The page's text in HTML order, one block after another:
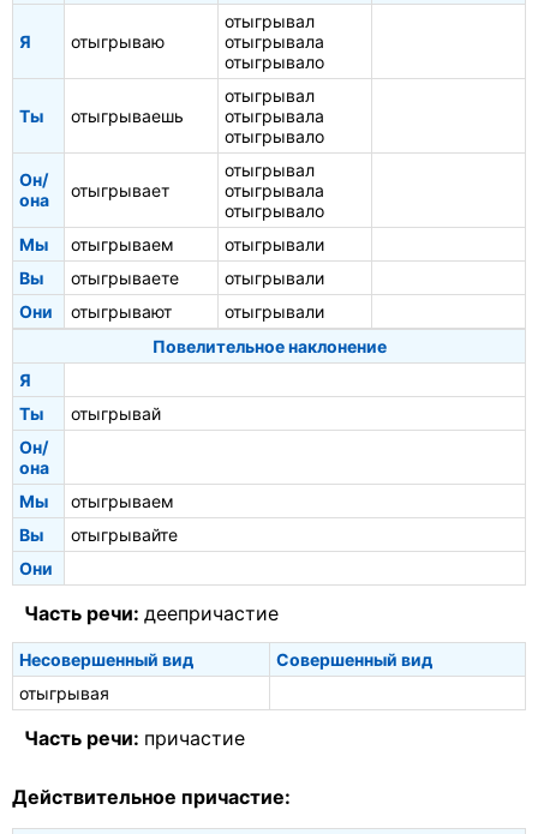
Я отыгрываю
отыгрывал
отыгрывала
отыгрывало
Ты отыгрываешь
отыгрывал
отыгрывала
отыгрывало
Он/
она
отыгрывает
отыгрывал
отыгрывала
отыгрывало
Мы
отыгрываем
отыгрывали
Вы
отыгрываете
отыгрывали
Они
отыгрывают
отыгрывали
Повелительное наклонение
Я
Ты
отыгрывай
Он/
она
Мы
отыгрываем
Вы
отыгрывайте
Они
Часть речи: деепричастие
Несовершенный вид
Совершенный вид
отыгрывая
Часть речи: причастие
Действительное причастие: